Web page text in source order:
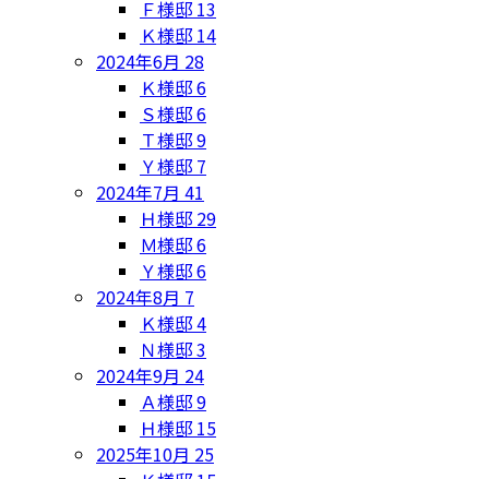
Ｆ様邸 13
Ｋ様邸 14
2024年6月 28
Ｋ様邸6
Ｓ様邸6
Ｔ様邸9
Ｙ様邸 7
2024年7月 41
Ｈ様邸 29
Ｍ様邸6
Ｙ様邸6
2024年8月 7
Ｋ様邸4
Ｎ様邸3
2024年9月 24
Ａ様邸9
Ｈ様邸 15
2025年10月 25